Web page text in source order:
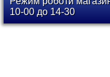
10-00 до 14-30